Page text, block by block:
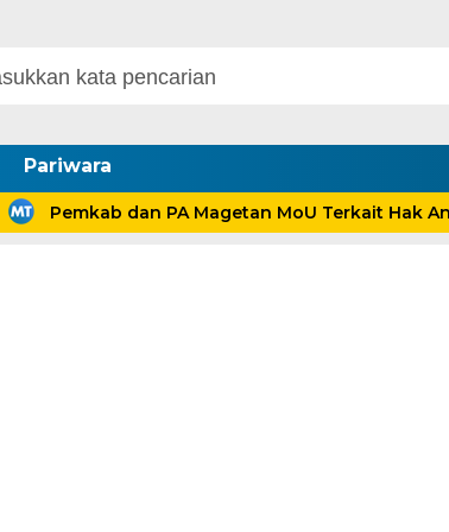
Pariwara
Pemkab dan PA Magetan MoU Terkait Hak Anak